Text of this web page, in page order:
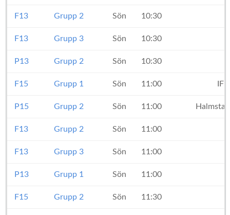
F13 Grupp 2 Sön 10:30
F13 Grupp 3 Sön 10:30
P13 Grupp 2 Sön 10:30
F15 Grupp 1 Sön 11:00
P15 Grupp 2 Sön 11:00
F13 Grupp 2 Sön 11:00
F13 Grupp 3 Sön 11:00
P13 Grupp 1 Sön 11:00
F15 Grupp 2 Sön 11:30